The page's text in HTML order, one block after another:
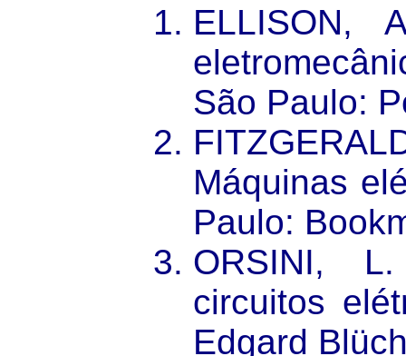
ELLISON,
São Paulo:
Máquinas
Paulo:
ORSINI,
circuitos
Edgard